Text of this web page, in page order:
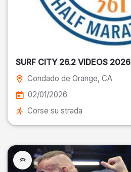
SURF CITY 26.2 VIDEOS 2026
Condado de Orange, CA
02/01/2026
Corse su strada